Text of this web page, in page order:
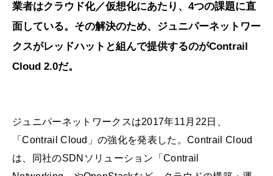
業者はクラウド化／仮想化にあたり、4つの課題に直
面している。その解決のため、ジュニパーネットワー
クスがレッドハットと組んで提供するのがContrail
Cloud 2.0だ。
ジュニパーネットワークスは2017年11月22日、
「Contrail Cloud」の強化を発表した。Contrail Cloud
は、同社のSDNソリューション「Contrail